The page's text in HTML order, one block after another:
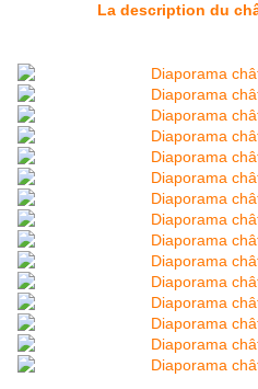
La description du